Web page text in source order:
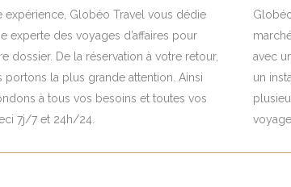
expérience, Globéo Travel vous dédie
experte des voyages d’affaires pour
dossier. De la réservation à votre retour,
portons la plus grande attention. Ainsi
à tous vos besoins et toutes vos
7j/7 et 24h/24.
avec
un
voyage.